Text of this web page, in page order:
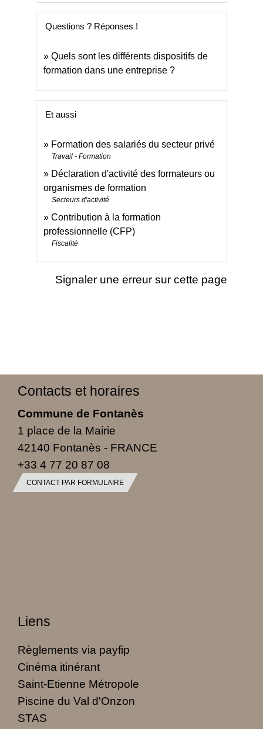
Questions ? Réponses !
Quels sont les différents dispositifs de
formation dans une entreprise ?
Et aussi
Formation des salariés du secteur privé
Travail - Formation
Déclaration d'activité des formateurs ou
organismes de formation
Secteurs d'activité
Contribution à la formation
professionnelle (CFP)
Fiscalité
Signaler une erreur sur cette page
Contacts et horaires
Commune de Fontanès
1 place de la Mairie
42140 Fontanès - FRANCE
+33 4 77 20 87 08
CONTACT PAR FORMULAIRE
Liens
Règlements via payfip
Cinéma itinérant
Saint-Etienne Métropole
Piscine du Val d'Onzon
STAS